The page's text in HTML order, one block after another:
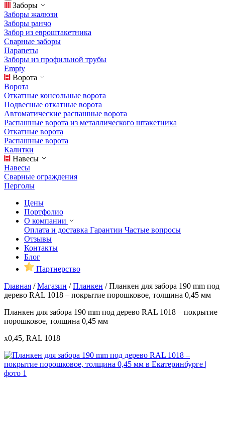
Заборы
Заборы жалюзи
Заборы ранчо
Забор из евроштакетника
Сварные заборы
Парапеты
Заборы из профильной трубы
Empty
Ворота
Ворота
Откатные консольные ворота
Подвесные откатные ворота
Автоматические распашные ворота
Распашные ворота из металлического штакетника
Откатные ворота
Распашные ворота
Калитки
Навесы
Навесы
Сварные ограждения
Перголы
Цены
Портфолио
О компании
Оплата и доставка Гарантии Частые вопросы
Отзывы
Контакты
Блог
Партнерство
Главная /Магазин /Планкен /Планкен для забора 190 mm под
дерево RAL 1018 – покрытие порошковое, толщина 0,45 мм
Планкен для забора 190 mm под дерево RAL 1018 – покрытие
порошковое, толщина 0,45 мм
x0,45, RAL 1018